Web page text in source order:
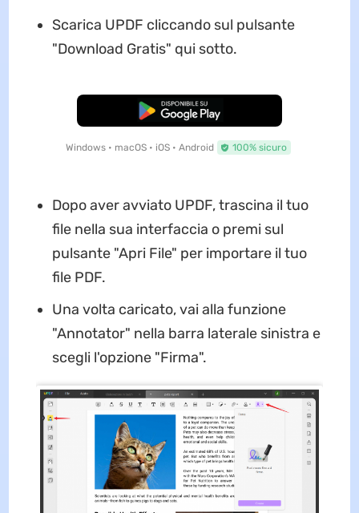
Scarica UPDF cliccando sul pulsante
"Download Gratis" qui sotto.
Download Gratis
Windows • macOS • iOS • Android 100% sicuro
Dopo aver avviato UPDF, trascina il tuo
file nella sua interfaccia o premi sul
pulsante "Apri File" per importare il tuo
file PDF.
Una volta caricato, vai alla funzione
"Annotator" nella barra laterale sinistra e
scegli l'opzione "Firma".